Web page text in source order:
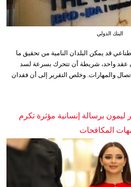
البنك الدولي
قد يمكن البلدان النامية من تحقيق ما
عقد واحد، شريطة أن تتحرك بسرعة لسد
والمهارات. وخلص التقرير إلى أن فقدان
برسالة إنسانية مؤثرة تكرم
المكافحات